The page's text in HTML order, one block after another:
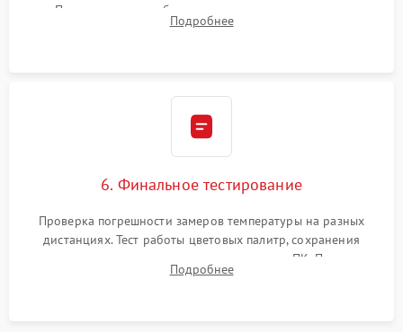
Программная калибровка матрицы по эталонному
абсолютно черному телу для точного измерения температур.
Подробнее
6. Финальное тестирование
Проверка погрешности замеров температуры на разных
дистанциях. Тест работы цветовых палитр, сохранения
термограмм в память и передачи данных на ПК. Проверка
автономности работы и итоговый контроль качества.
Подробнее